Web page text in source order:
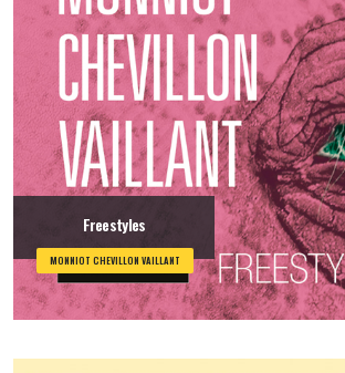
Freestyles
MONNIOT CHEVILLON VAILLANT